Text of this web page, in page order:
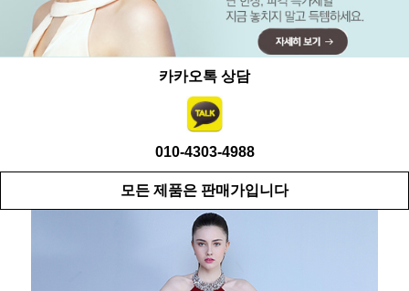
카카오톡 상담
010-4303-4988
모든 제품은 판매가입니다